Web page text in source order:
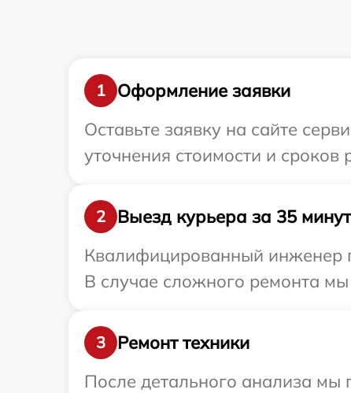
1
Оформление заявки
Оставьте заявку на сайте
уточнения стоимости и
2
Выезд курьера за 35 минут
Квалифицированный инженер
В случае сложного ремонта
3
Ремонт техники
После детального анализа мы